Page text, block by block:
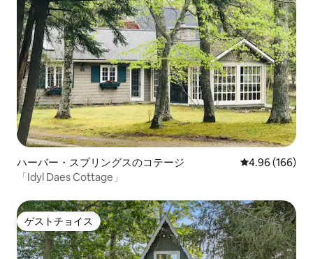
ハーバー・スプリングスのコテージ レビュー166
4.96 (166)
「Idyl Daes Cottage」
ゲストチョイス
ゲストチョイス